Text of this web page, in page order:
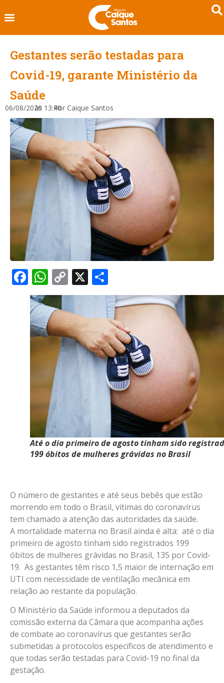
Gestantes serão testadas para
Covid-19, garante Ministério da
Saúde
06/08/2020
às 13:40
Por Caique Santos
Facebook
WhatsApp
Copy
Link
X
Até o dia primeiro de agosto tinham sido
199 óbitos de mulheres grávidas no Brasil
O número de gestantes e até seus bebês que estão
morrendo em todo o Brasil, vítimas do coronavírus
tem chamado a atenção das autoridades da saúde.
A mortalidade materna no Brasil ainda é alta: até o dia
primeiro de agosto tinham sido registrados 199
óbitos de mulheres grávidas no Brasil, 135 por Covid-
19. As gestantes têm risco 1,5 maior de internação em
UTI com necessidade de ventilação mecânica em
relação ao restante da população.
O Ministério da Saúde informou a deputados da
comissão externa da Câmara que acompanha ações
de combate ao coronavírus que gestantes serão
submetidas a protocolos específicos de atendimento e
que todas serão testadas para Covid-19 no final da
gestação.